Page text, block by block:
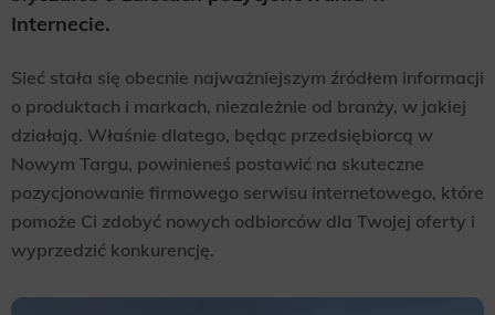
Internecie.
Sieć stała się obecnie najważniejszym źródłem informacji
o produktach i markach, niezależnie od branży, w jakiej
działają. Właśnie dlatego, będąc przedsiębiorcą w
Nowym Targu, powinieneś postawić na skuteczne
pozycjonowanie firmowego serwisu internetowego, które
pomoże Ci zdobyć nowych odbiorców dla Twojej oferty i
wyprzedzić konkurencję.